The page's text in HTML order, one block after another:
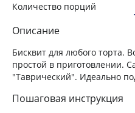
Количество порций
Описание
Бисквит для любого торта.
простой в приготовлении.
"Таврический". Идеально
Пошаговая инструкция